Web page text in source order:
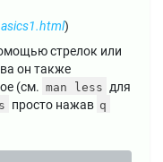
)
стрелок или
он также
(см. man less для
просто нажав q